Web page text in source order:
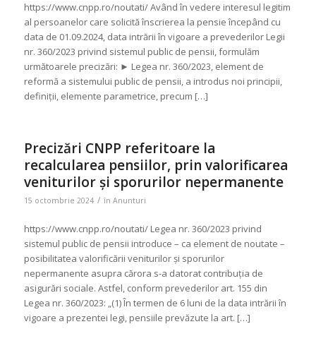
https://www.cnpp.ro/noutati/ Având în vedere interesul legitim
al persoanelor care solicită înscrierea la pensie începând cu
data de 01.09.2024, data intrării în vigoare a prevederilor Legii
nr. 360/2023 privind sistemul public de pensii, formulăm
următoarele precizări: ► Legea nr. 360/2023, element de
reformă a sistemului public de pensii, a introdus noi principii,
definiții, elemente parametrice, precum […]
Precizări CNPP referitoare la
recalcularea pensiilor, prin valorificarea
veniturilor și sporurilor nepermanente
15 octombrie 2024 / în Anunturi
https://www.cnpp.ro/noutati/ Legea nr. 360/2023 privind
sistemul public de pensii introduce – ca element de noutate –
posibilitatea valorificării veniturilor și sporurilor
nepermanente asupra cărora s-a datorat contribuția de
asigurări sociale. Astfel, conform prevederilor art. 155 din
Legea nr. 360/2023: „(1) În termen de 6 luni de la data intrării în
vigoare a prezentei legi, pensiile prevăzute la art. […]